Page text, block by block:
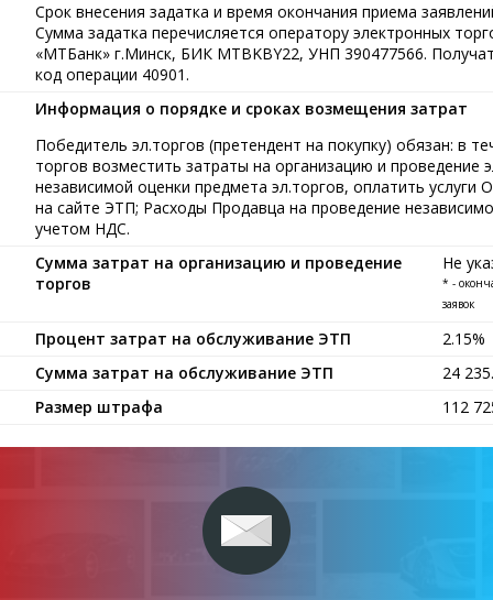
Срок внесения задатка и время окончания приема
Сумма задатка перечисляется оператору электронных
«МТБанк» г.Минск, БИК MTBKBY22, УНП 390477566.
код операции 40901.
Информация о порядке и сроках возмещения затрат
Победитель эл.торгов (претендент на покупку) обязан: в
торгов возместить затраты на организацию и проведение
независимой оценки предмета эл.торгов, оплатить
на сайте ЭТП; Расходы Продавца на проведение
учетом НДС.
Сумма затрат на организацию и проведение
торгов
Не
* -
заявок
Процент затрат на обслуживание ЭТП
2.15%
Сумма затрат на обслуживание ЭТП
24
Размер штрафа
112